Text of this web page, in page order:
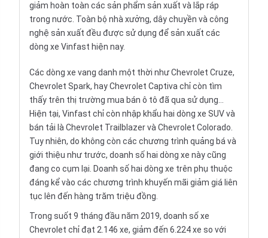
giảm hoàn toàn các sản phẩm sản xuất và lắp ráp
trong nước. Toàn bộ nhà xưởng, dây chuyền và công
nghệ sản xuất đều được sử dụng để sản xuất các
dòng xe Vinfast hiện nay.
Các dòng xe vang danh một thời nhưChevrolet Cruze,
Chevrolet Spark, hayChevrolet Captivachỉ còn tìm
thấy trên thị trường mua bán ô tô đã qua sử dụng…
Hiện tại, Vinfast chỉ còn nhập khẩu hai dòng xe SUV và
bán tải làChevrolet TrailblazervàChevrolet Colorado.
Tuy nhiên, do không còn các chương trình quảng bá và
giới thiệu như trước, doanh số hai dòng xe này cũng
đang co cụm lại. Doanh số hai dòng xe trên phụ thuộc
đáng kể vào các chương trình khuyến mãi giảm giá liên
tục lên đến hàng trăm triệu đồng.
Trong suốt 9 tháng đầu năm 2019, doanh số xe
Chevrolet chỉ đạt 2.146 xe, giảm đến 6.224 xe so với